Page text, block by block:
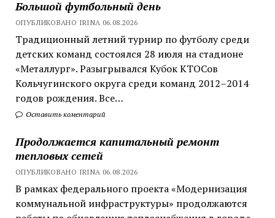
Большой футбольный день
ОПУБЛИКОВАНО IRINA 06.08.2026
Традиционный летний турнир по футболу среди
детских команд состоялся 28 июля на стадионе
«Металлург». Разыгрывался Кубок КТОСов
Кольчугинского округа среди команд 2012–2014
годов рождения. Все…
Оставить коментарий
Продолжается капитальный ремонт
тепловых сетей
ОПУБЛИКОВАНО IRINA 06.08.2026
В рамках федерального проекта «Модернизация
коммунальной инфраструктуры» продолжаются